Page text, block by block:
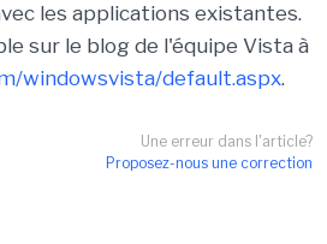
les applications existantes.
sur le blog de l'équipe Vista à
windowsvista/default.aspx.
Une erreur dans l'article?
Proposez-nous une correction